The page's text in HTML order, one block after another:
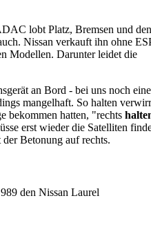
lobt Platz, Bremsen und den
Nissan verkauft ihn ohne
Modellen. Darunter leidet die
an Bord - bei uns noch eine
mangelhaft. So halten
bekommen hatten, "rechts
erst wieder die Satelliten
Betonung auf rechts.
den Nissan Laurel